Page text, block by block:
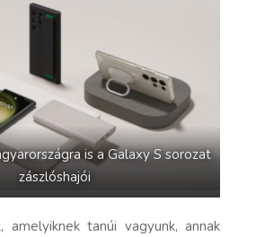
is a Galaxy S sorozat
zászlóshajói
amelyiknek tanúi vagyunk, annak